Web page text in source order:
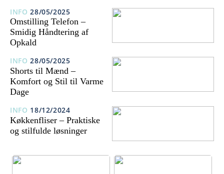
INFO 28/05/2025
Omstilling Telefon –
Smidig Håndtering af
Opkald
INFO 28/05/2025
Shorts til Mænd –
Komfort og Stil til Varme
Dage
INFO 18/12/2024
Køkkenfliser – Praktiske
og stilfulde løsninger